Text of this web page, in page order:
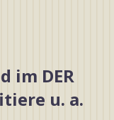
im DER
u. a.